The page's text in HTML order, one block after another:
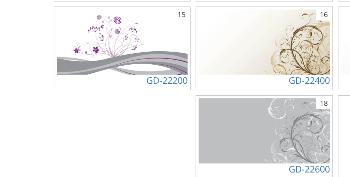
GD-22200
15
GD-22400
16
GD-22600
18